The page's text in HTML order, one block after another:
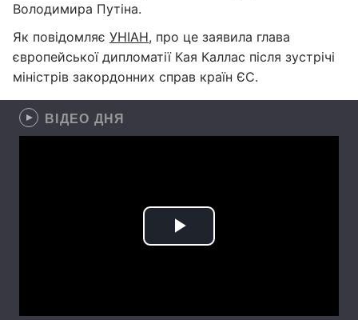
Володимира Путіна.
Як повідомляє УНІАН, про це заявила глава
європейської дипломатії Кая Каллас після зустрічі
міністрів закордонних справ країн ЄС.
ВІДЕО ДНЯ